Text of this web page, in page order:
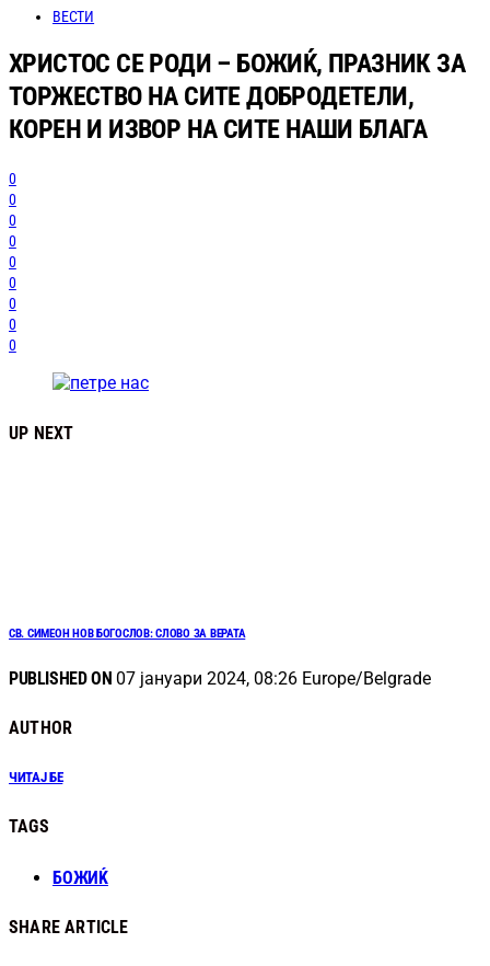
ВЕСТИ
ХРИСТОС СЕ РОДИ – БОЖИЌ, ПРАЗНИК ЗА
ТОРЖЕСТВО НА СИТЕ ДОБРОДЕТЕЛИ,
КОРЕН И ИЗВОР НА СИТЕ НАШИ БЛАГА
0
0
0
0
0
0
0
0
0
UP NEXT
СВ. СИМЕОН НОВ БОГОСЛОВ: СЛОВО ЗА ВЕРАТА
PUBLISHED ON 07 јануари 2024, 08:26 Europe/Belgrade
AUTHOR
ЧИТАЈ БЕ
TAGS
БОЖИЌ
SHARE ARTICLE